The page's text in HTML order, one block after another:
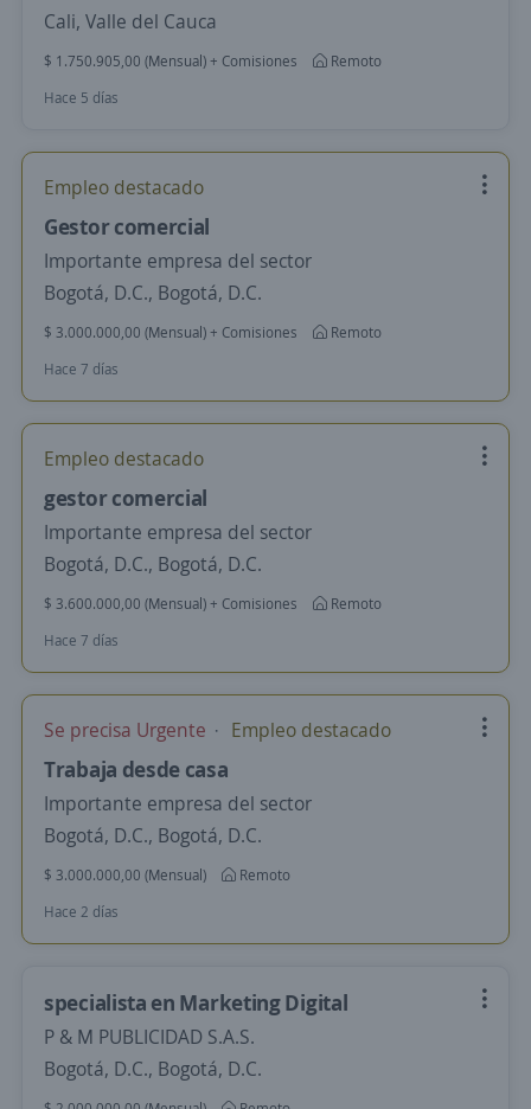
Cali, Valle del Cauca
$ 1.750.905,00 (Mensual) + Comisiones
Remoto
Hace 5 días
Empleo destacado
Gestor comercial
Importante empresa del sector
Bogotá, D.C., Bogotá, D.C.
$ 3.000.000,00 (Mensual) + Comisiones
Remoto
Hace 7 días
Empleo destacado
gestor comercial
Importante empresa del sector
Bogotá, D.C., Bogotá, D.C.
$ 3.600.000,00 (Mensual) + Comisiones
Remoto
Hace 7 días
Se precisa Urgente Empleo destacado
Trabaja desde casa
Importante empresa del sector
Bogotá, D.C., Bogotá, D.C.
$ 3.000.000,00 (Mensual)
Remoto
Hace 2 días
specialista en Marketing Digital
P & M PUBLICIDAD S.A.S.
Bogotá, D.C., Bogotá, D.C.